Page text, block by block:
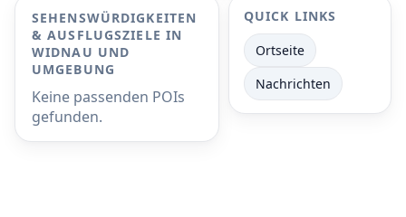
SEHENSWÜRDIGKEITEN
& AUSFLUGSZIELE IN
WIDNAU UND
UMGEBUNG
Keine passenden POIs
gefunden.
QUICK LINKS
Ortseite
Nachrichten